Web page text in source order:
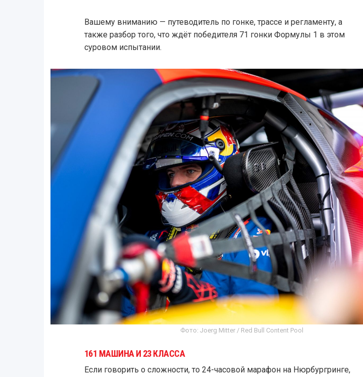
Вашему вниманию — путеводитель по гонке, трассе и регламенту, а
также разбор того, что ждёт победителя 71 гонки Формулы 1 в этом
суровом испытании.
Фото: Joerg Mitter / Red Bull Content Pool
161 МАШИНА И 23 КЛАССА
Если говорить о сложности, то 24-часовой марафон на Нюрбургринге,